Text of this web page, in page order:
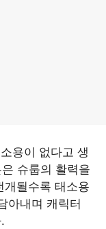
용이 없다고 생
슈룹의 활력을
될수록 태소용
아내며 캐릭터